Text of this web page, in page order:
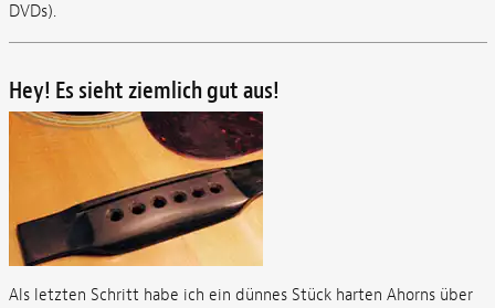
DVDs).
Hey! Es sieht ziemlich gut aus!
Als letzten Schritt habe ich ein dünnes Stück harten Ahorns über